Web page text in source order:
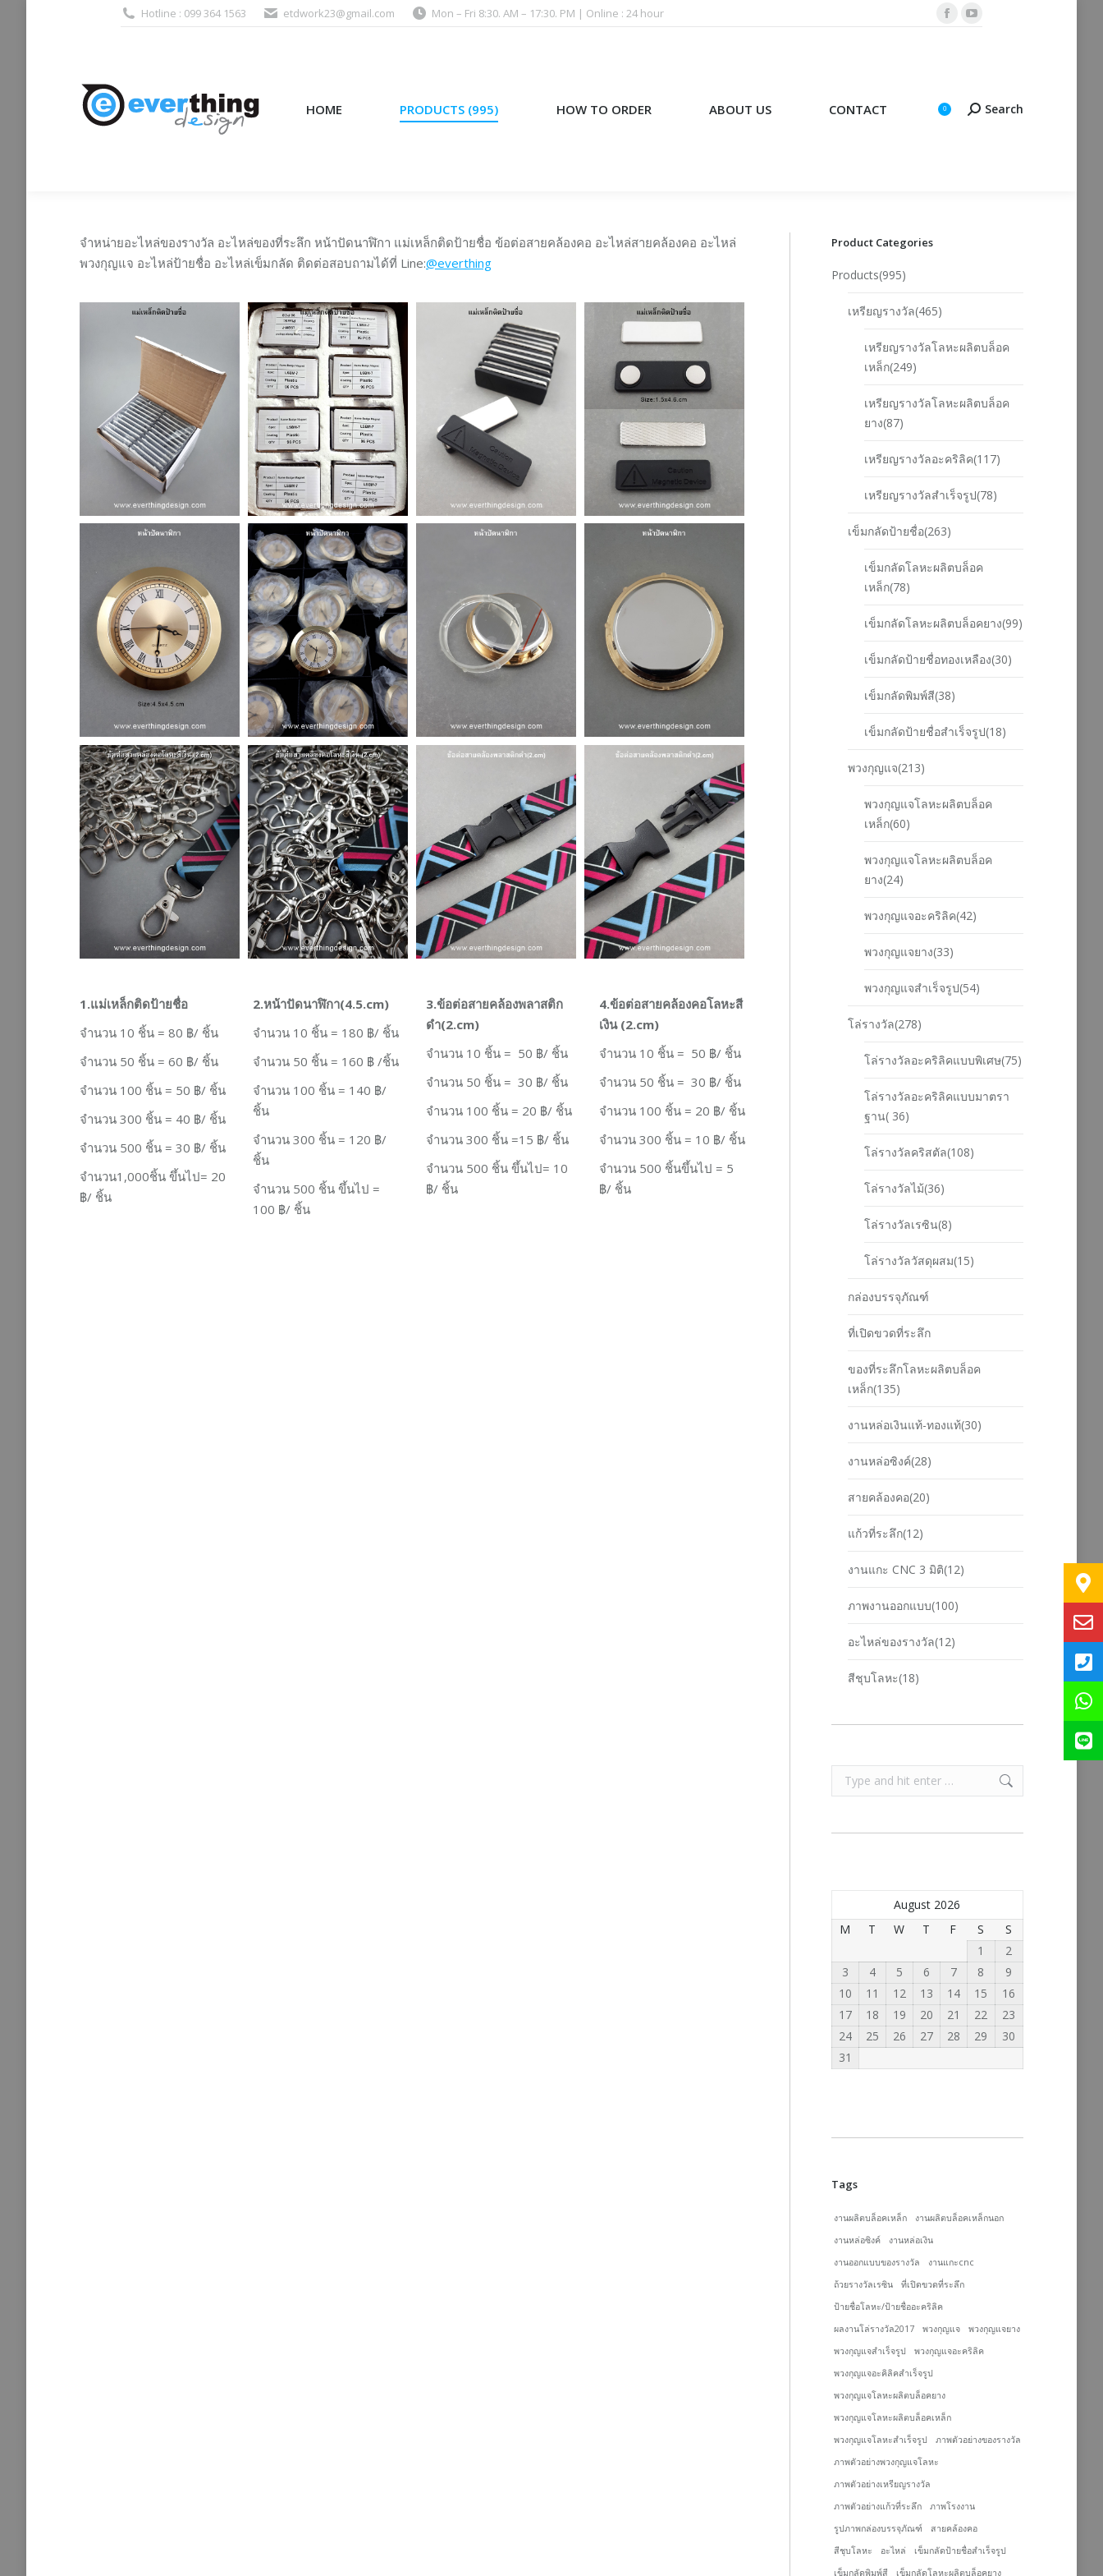
Hotline : 099 364 1563 etdwork23@gmail.com Mon – Fri 8:30. AM – 17:30. PM | Online : 24 hour
Facebook
new
YouTube
new
HOME PRODUCTS (995) HOW TO ORDER ABOUT US CONTACT 0 Search:
Search
จำหน่ายอะไหล่ของรางวัล อะไหล่ของที่ระลึก หน้าปัดนาฬิกา แม่เหล็กติดป้ายชื่อ ข้อต่อสายคล้องคอ อะไหล่สายคล้องคอ อะไหล่
พวงกุญแจ อะไหล่ป้ายชื่อ อะไหล่เข็มกลัด ติดต่อสอบถามได้ที่ Line:@everthing
1.แม่เหล็กติดป้ายชื่อ
จำนวน 10 ชิ้น = 80 ฿/ ชิ้น
จำนวน 50 ชิ้น = 60 ฿/ ชิ้น
จำนวน 100 ชิ้น = 50 ฿/ ชิ้น
จำนวน 300 ชิ้น = 40 ฿/ ชิ้น
จำนวน 500 ชิ้น = 30 ฿/ ชิ้น
จำนวน1,000ชิ้น ขึ้นไป= 20
฿/ ชิ้น
2.หน้าปัดนาฬิกา(4.5.cm)
จำนวน 10 ชิ้น = 180 ฿/ ชิ้น
จำนวน 50 ชิ้น = 160 ฿ /ชิ้น
จำนวน 100 ชิ้น = 140 ฿/
ชิ้น
จำนวน 300 ชิ้น = 120 ฿/
ชิ้น
จำนวน 500 ชิ้น ขึ้นไป=
100 ฿/ ชิ้น
3.ข้อต่อสายคล้องพลาสติก
ดำ(2.cm)
จำนวน 10 ชิ้น = 50 ฿/ ชิ้น
จำนวน 50 ชิ้น = 30 ฿/ ชิ้น
จำนวน 100 ชิ้น = 20 ฿/ ชิ้น
จำนวน 300 ชิ้น =15 ฿/ ชิ้น
จำนวน 500 ชิ้น ขึ้นไป= 10
฿/ ชิ้น
4.ข้อต่อสายคล้องคอโลหะสี
เงิน (2.cm)
จำนวน 10 ชิ้น = 50 ฿/ ชิ้น
จำนวน 50 ชิ้น = 30 ฿/ ชิ้น
จำนวน 100 ชิ้น = 20 ฿/ ชิ้น
จำนวน 300 ชิ้น = 10 ฿/ ชิ้น
จำนวน 500 ชิ้นขึ้นไป = 5
฿/ ชิ้น
Product Categories
Products(995)
เหรียญรางวัล(465)
เหรียญรางวัลโลหะผลิตบล็อค
เหล็ก(249)
เหรียญรางวัลโลหะผลิตบล็อค
ยาง(87)
เหรียญรางวัลอะคริลิค(117)
เหรียญรางวัลสำเร็จรูป(78)
เข็มกลัดป้ายชื่อ(263)
เข็มกลัดโลหะผลิตบล็อค
เหล็ก(78)
เข็มกลัดโลหะผลิตบล็อคยาง(99)
เข็มกลัดป้ายชื่อทองเหลือง(30)
เข็มกลัดพิมพ์สี(38)
เข็มกลัดป้ายชื่อสำเร็จรูป(18)
พวงกุญแจ(213)
พวงกุญแจโลหะผลิตบล็อค
เหล็ก(60)
พวงกุญแจโลหะผลิตบล็อค
ยาง(24)
พวงกุญแจอะคริลิค(42)
พวงกุญแจยาง(33)
พวงกุญแจสำเร็จรูป(54)
โล่รางวัล(278)
โล่รางวัลอะคริลิคแบบพิเศษ(75)
โล่รางวัลอะคริลิคแบบมาตรา
ฐาน( 36)
โล่รางวัลคริสตัล(108)
โล่รางวัลไม้(36)
โล่รางวัลเรซิน(8)
โล่รางวัลวัสดุผสม(15)
กล่องบรรจุภัณฑ์
ที่เปิดขวดที่ระลึก
ของที่ระลึกโลหะผลิตบล็อค
เหล็ก(135)
งานหล่อเงินแท้-ทองแท้(30)
งานหล่อซิงค์(28)
สายคล้องคอ(20)
แก้วที่ระลึก(12)
งานแกะ CNC 3 มิติ(12)
ภาพงานออกแบบ(100)
อะไหล่ของรางวัล(12)
สีชุบโลหะ(18)
Search:
August 2026
M
T W T F S
S
1
2
3
4 5 6 7 8
9
10
11 12 13 14 15
16
17
18 19 20 21 22
23
24
25 26 27 28 29
30
31
Tags
งานผลิตบล็อคเหล็ก
งานผลิตบล็อคเหล็กนอก
งานหล่อซิงค์
งานหล่อเงิน
งานออกแบบของรางวัล
งานแกะcnc
ถ้วยรางวัลเรซิน
ที่เปิดขวดที่ระลึก
ป้ายชื่อโลหะ/ป้ายชื่ออะคริลิค
ผลงานโล่รางวัล2017
พวงกุญแจ
พวงกุญแจยาง
พวงกุญแจสำเร็จรูป
พวงกุญแจอะคริลิค
พวงกุญแจอะคิลิคสำเร็จรูป
พวงกุญแจโลหะผลิตบล็อคยาง
พวงกุญแจโลหะผลิตบล็อคเหล็ก
พวงกุญแจโลหะสำเร็จรูป
ภาพตัวอย่างของรางวัล
ภาพตัวอย่างพวงกุญแจโลหะ
ภาพตัวอย่างเหรียญรางวัล
ภาพตัวอย่างแก้วที่ระลึก
ภาพโรงงาน
รูปภาพกล่องบรรจุภัณฑ์
สายคล้องคอ
สีชุบโลหะ
อะไหล่
เข็มกลัดป้ายชื่อสำเร็จรูป
เข็มกลัดพิมพ์สี
เข็มกลัดโลหะผลิตบล็อคยาง
HOME PRODUCTS (995) HOW TO ORDER ABOUT US CONTACT 0 Search:
Search